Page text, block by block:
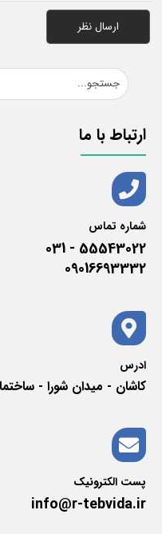
ارتباط با ما
شماره تماس
55543022 - 031
09016693332
ادرس
کاشان - میدان شورا -
پست الکترونیک
info@r-tebvida.ir